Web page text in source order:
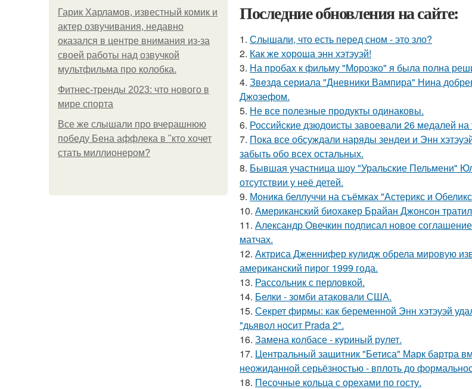
Гарик Харламов, известный комик и
актер озвучивания, недавно
оказался в центре внимания из-за
своей работы над озвучкой
мультфильма про колобка.
Фитнес-тренды 2023: что нового в
мире спорта
Все же слышали про вчерашнюю
победу Бена аффлека в "кто хочет
стать миллионером?
Последние обновления на сайте:
1. Слышали, что есть перед сном - это зло?
2. Как же хороша энн хэтэуэй!
3. На пробах к фильму "Морозко" я была полна
4. Звeздa сериала "Дневники Вампира" Нина
Джозефом.
5. Не все полезные продукты одинаковы.
6. Российские дзюдоисты завоевали 26 медалей
7. Пока все обсуждали наряды зендеи и Энн
забыть обо всех остальных.
8. Бывшая участница шоу "Уральские Пельмени"
отсутствии у неё детей.
9. Моника беллуччи на съёмках "Астерикс и
10. Американский биохакер Брайан Джонсон
11. Александр Овечкин подписал новое
матчах.
12. Актриса Дженнифер кулидж обрела мировую
американский пирог 1999 года.
13. Рассольник с перловкой.
14. Белки - зомби атаковали США.
15. Секрет фирмы: как беременной Энн хэтэуэй
"дьявол носит Prada 2".
16. Замена колбасе - куриный рулет.
17. Центральный защитник "Бетиса" Марк бартра
неожиданной серьёзностью - вплоть до
18. Песочные кольца с орехами по госту.